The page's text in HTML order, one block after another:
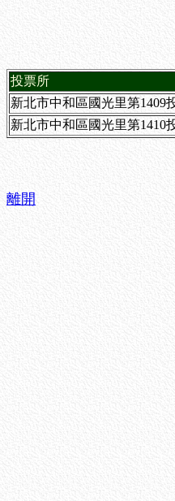
投票所
新北市中和區國光里第1409
新北市中和區國光里第1410
離開